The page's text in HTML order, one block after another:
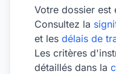
Votre dossier est
Consultez la
et les délais de
Les critères
détaillés dans la